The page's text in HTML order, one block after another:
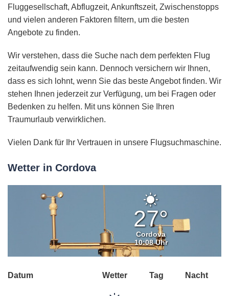
Fluggesellschaft, Abflugzeit, Ankunftszeit, Zwischenstopps
und vielen anderen Faktoren filtern, um die besten
Angebote zu finden.
Wir verstehen, dass die Suche nach dem perfekten Flug
zeitaufwendig sein kann. Dennoch versichern wir Ihnen,
dass es sich lohnt, wenn Sie das beste Angebot finden. Wir
stehen Ihnen jederzeit zur Verfügung, um bei Fragen oder
Bedenken zu helfen. Mit uns können Sie Ihren
Traumurlaub verwirklichen.
Vielen Dank für Ihr Vertrauen in unsere Flugsuchmaschine.
Wetter in Cordova
Klarer
Himmel
27°
Cordova
10:08 Uhr
Datum Wetter Tag Nacht